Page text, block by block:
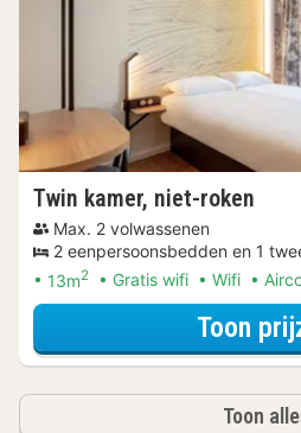
Twin kamer, niet-roken
Max. 2 volwassenen
2 eenpersoonsbedden en 1
13m2 Gratis wifi Wifi
Toon
Toon